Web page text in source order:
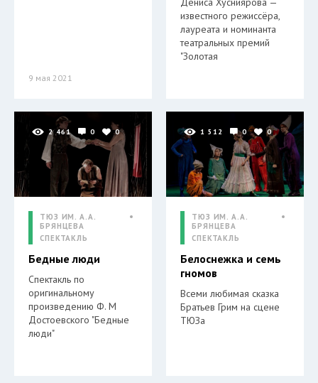
9 мая 2021
известного режиссёра,
лауреата и номинанта
театральных премий
"Золотая
2 461 0 0
ТЮЗ ИМ. А.А.
БРЯНЦЕВА
СПЕКТАКЛЬ
Бедные люди
Спектакль по
оригинальному
произведению Ф. М
Достоевского "Бедные
люди"
1 512 0 0
ТЮЗ ИМ. А.А.
БРЯНЦЕВА
СПЕКТАКЛЬ
Белоснежка и семь
гномов
Всеми любимая сказка
Братьев Грим на сцене
ТЮЗа